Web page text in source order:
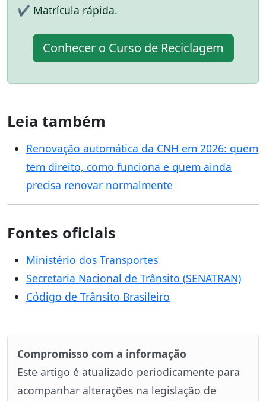
✔ Matrícula rápida.
Conhecer o Curso de Reciclagem
Leia também
Renovação automática da CNH em 2026: quem
tem direito, como funciona e quem ainda
precisa renovar normalmente
Fontes oficiais
Ministério dos Transportes
Secretaria Nacional de Trânsito (SENATRAN)
Código de Trânsito Brasileiro
Compromisso com a informação
Este artigo é atualizado periodicamente para
acompanhar alterações na legislação de